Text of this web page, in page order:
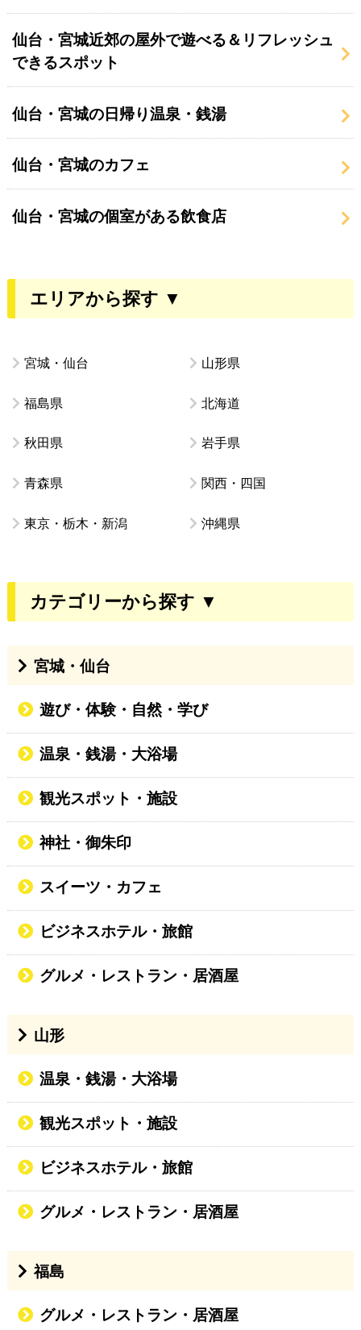
仙台・宮城近郊の屋外で遊べる＆リフレッシュ
できるスポット
仙台・宮城の日帰り温泉・銭湯
仙台・宮城のカフェ
仙台・宮城の個室がある飲食店
エリアから探す ▼
宮城・仙台 山形県
福島県 北海道
秋田県 岩手県
青森県 関西・四国
東京・栃木・新潟 沖縄県
カテゴリーから探す ▼
宮城・仙台
遊び・体験・自然・学び
温泉・銭湯・大浴場
観光スポット・施設
神社・御朱印
スイーツ・カフェ
ビジネスホテル・旅館
グルメ・レストラン・居酒屋
山形
温泉・銭湯・大浴場
観光スポット・施設
ビジネスホテル・旅館
グルメ・レストラン・居酒屋
福島
グルメ・レストラン・居酒屋